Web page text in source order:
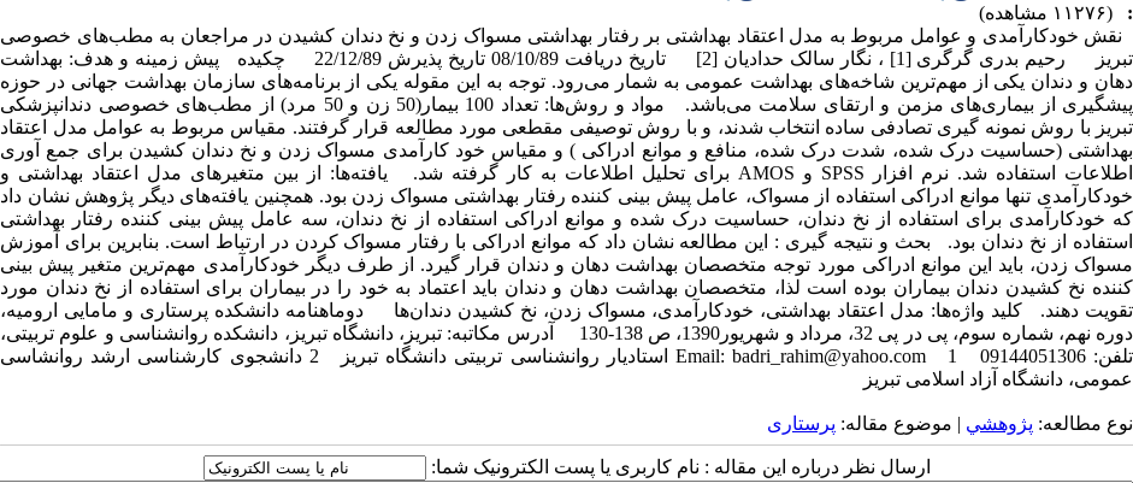
:
(۱۱۲۷۶ مشاهده)
نقش خودکارآمدی و عوامل مربوط به مدل اعتقاد بهداشتی بر رفتار بهداشتی مسواک زدن و نخ دندان کشیدن در مراجعان به مطب‌های خصوصی
تبریز رحیم بدری گرگری [1] ، نگار سالک حدادیان [2] تاریخ دریافت 08/10/89 تاریخ پذیرش 22/12/89 چکیده پیش زمینه و هدف: بهداشت
دهان و دندان یکی از مهم‌ترین شاخه‌های بهداشت عمومی به شمار می‌رود. توجه به این مقوله یکی از برنامه‌های سازمان بهداشت جهانی در حوزه
پیشگیری از بیماری‌های مزمن و ارتقای سلامت می‌باشد. مواد و روش‌ها: تعداد 100 بیمار(50 زن و 50 مرد) از مطب‌های خصوصی دندانپزشکی
تبریز با روش نمونه گیری تصادفی ساده انتخاب شدند، و با روش توصیفی مقطعی مورد مطالعه قرار گرفتند. مقیاس مربوط به عوامل مدل اعتقاد
بهداشتی (حساسیت درک شده، شدت درک شده، منافع و موانع ادراکی ) و مقیاس خود کارآمدی مسواک زدن و نخ دندان کشیدن برای جمع آوری
اطلاعات استفاده شد. نرم افزار SPSS و AMOS برای تحلیل اطلاعات به کار گرفته شد. یافته‌ها: از بین متغیرهای مدل اعتقاد بهداشتی و
خودکارآمدی تنها موانع ادراکی استفاده از مسواک، عامل پیش بینی کننده رفتار بهداشتی مسواک زدن بود. همچنین یافته‌های دیگر پژوهش نشان داد
که خودکارآمدی برای استفاده از نخ دندان، حساسیت درک شده و موانع ادراکی استفاده از نخ دندان، سه عامل پیش بینی کننده رفتار بهداشتی
استفاده از نخ دندان بود. بحث و نتیجه گیری : این مطالعه نشان داد که موانع ادراکی با رفتار مسواک کردن در ارتباط است. بنابرین برای آموزش
مسواک زدن، باید این موانع ادراکی مورد توجه متخصصان بهداشت دهان و دندان قرار گیرد. از طرف دیگر خودکارآمدی مهم‌ترین متغیر پیش بینی
کننده نخ کشیدن دندان بیماران بوده است لذا، متخصصان بهداشت دهان و دندان باید اعتماد به خود را در بیماران برای استفاده از نخ دندان مورد
تقویت دهند. کلید واژه‌ها: مدل اعتقاد بهداشتی، خودکارآمدی، مسواک زدن، نخ کشیدن دندان‌ها دوماهنامه دانشکده پرستاری و مامایی ارومیه،
دوره نهم، شماره سوم، پی در پی 32، مرداد و شهریور1390، ص 138-130 آدرس مکاتبه: تبریز، دانشگاه تبریز، دانشکده روانشناسی و علوم تربیتی،
تلفن: 09144051306 Email: badri_rahim@yahoo.com 1 استادیار روانشناسی تربیتی دانشگاه تبریز 2 دانشجوی کارشناسی ارشد روانشاسی
عمومی، دانشگاه آزاد اسلامی تبریز
نوع مطالعه: پژوهشي | موضوع مقاله: پرستاری
ارسال نظر درباره این مقاله : نام کاربری یا پست الکترونیک شما: